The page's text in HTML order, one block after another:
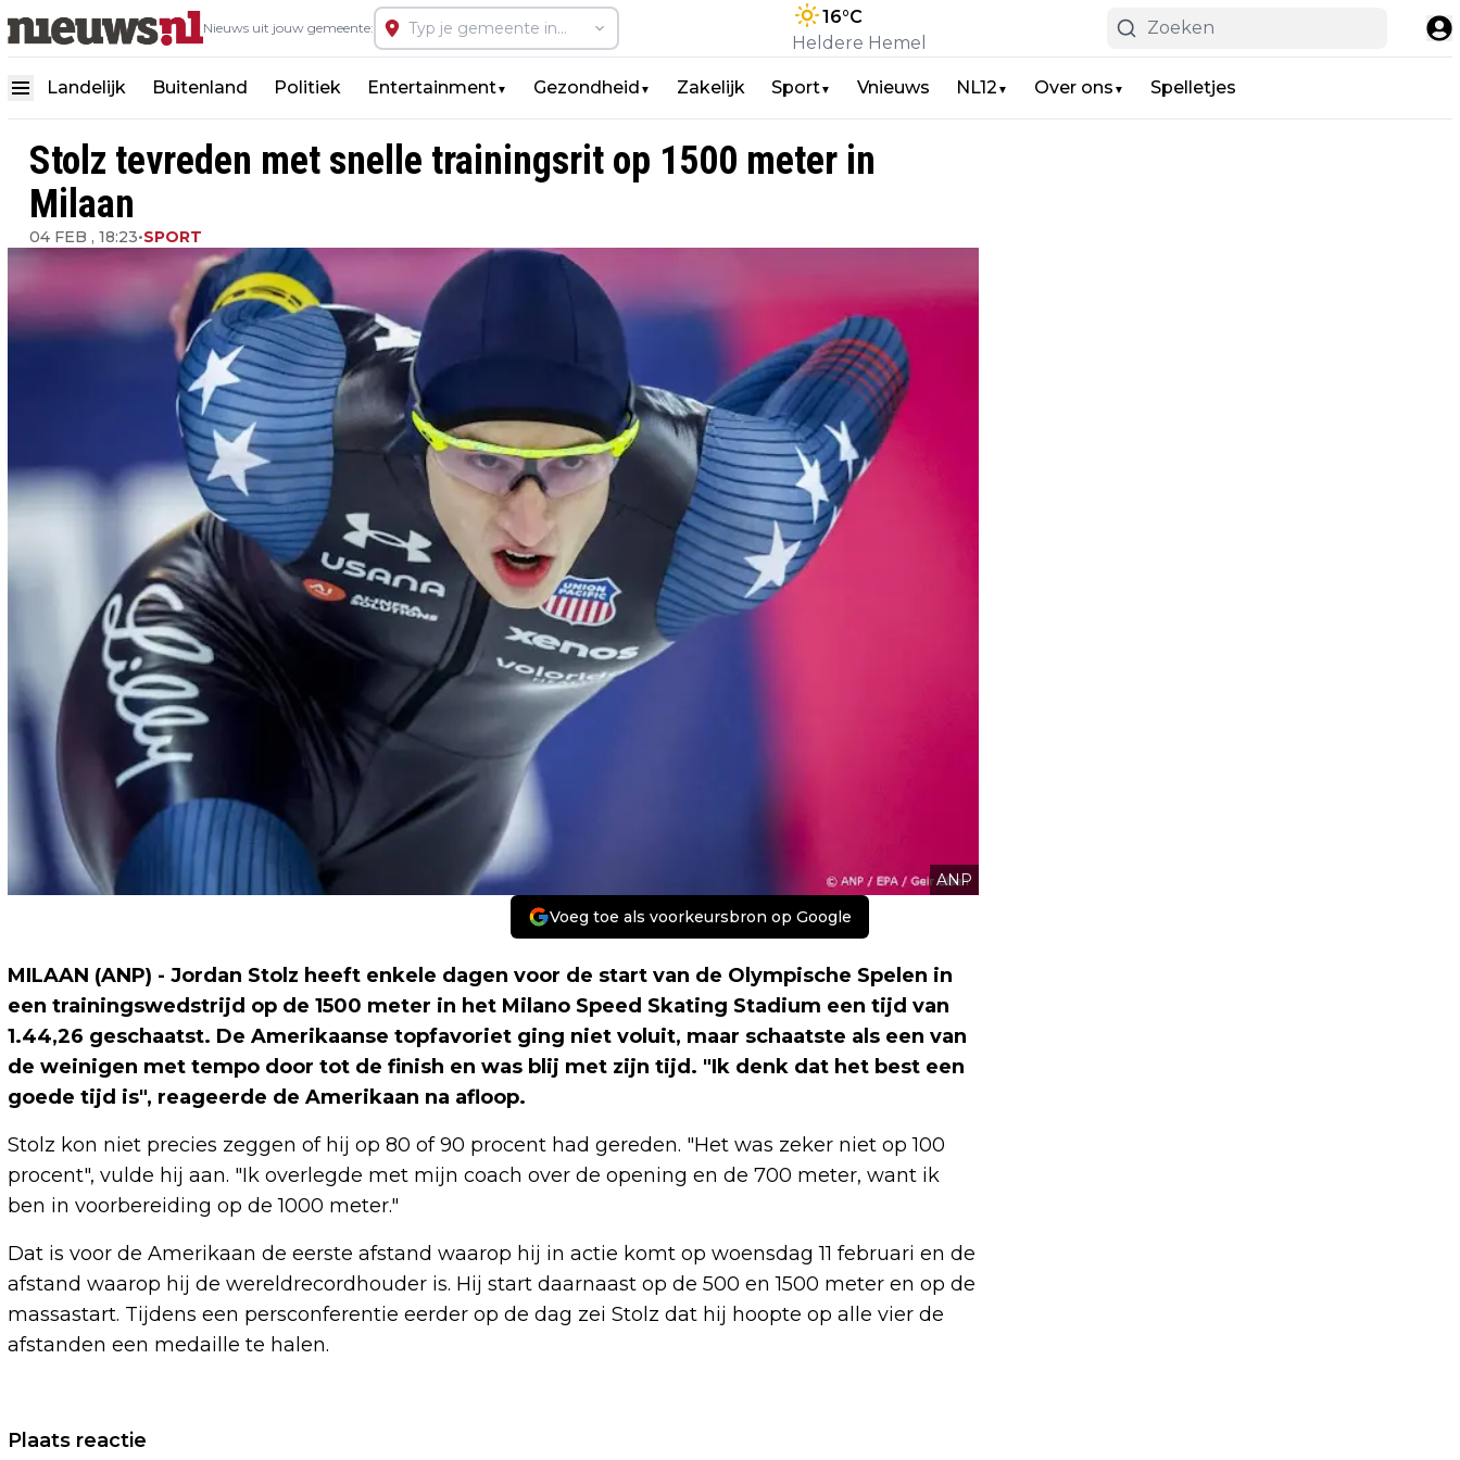
Nieuws uit jouw gemeente:
16°C
Heldere Hemel
Landelijk Buitenland Politiek Entertainment▼ Gezondheid ▼ Zakelijk Sport▼ Vnieuws NL12 ▼ Over ons ▼ Spelletjes
Stolz tevreden met snelle trainingsrit op 1500 meter in
Milaan
04 FEB , 18:23•SPORT
ANP
Voeg toe als voorkeursbron op Google
MILAAN (ANP) - Jordan Stolz heeft enkele dagen voor de start van de Olympische Spelen in
een trainingswedstrijd op de 1500 meter in het Milano Speed Skating Stadium een tijd van
1.44,26 geschaatst. De Amerikaanse topfavoriet ging niet voluit, maar schaatste als een van
de weinigen met tempo door tot de finish en was blij met zijn tijd. "Ik denk dat het best een
goede tijd is", reageerde de Amerikaan na afloop.
Stolz kon niet precies zeggen of hij op 80 of 90 procent had gereden. "Het was zeker niet op 100
procent", vulde hij aan. "Ik overlegde met mijn coach over de opening en de 700 meter, want ik
ben in voorbereiding op de 1000 meter."
Dat is voor de Amerikaan de eerste afstand waarop hij in actie komt op woensdag 11 februari en de
afstand waarop hij de wereldrecordhouder is. Hij start daarnaast op de 500 en 1500 meter en op de
massastart. Tijdens een persconferentie eerder op de dag zei Stolz dat hij hoopte op alle vier de
afstanden een medaille te halen.
Vorig artikel
Plaats reactie